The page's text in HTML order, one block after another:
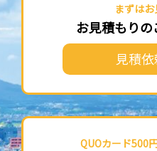
まずはお
お見積もり
見積
QUOカード500